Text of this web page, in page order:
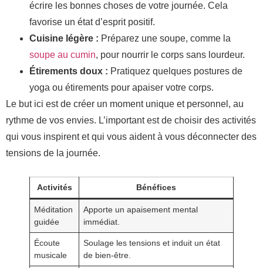
écrire les bonnes choses de votre journée. Cela
favorise un état d’esprit positif.
Cuisine légère : Préparez une soupe, comme la
soupe au cumin, pour nourrir le corps sans lourdeur.
Étirements doux : Pratiquez quelques postures de
yoga ou étirements pour apaiser votre corps.
Le but ici est de créer un moment unique et personnel, au
rythme de vos envies. L’important est de choisir des activités
qui vous inspirent et qui vous aident à vous déconnecter des
tensions de la journée.
Activités Bénéfices
Méditation
guidée
Apporte un apaisement mental
immédiat.
Écoute
musicale
Soulage les tensions et induit un état
de bien-être.